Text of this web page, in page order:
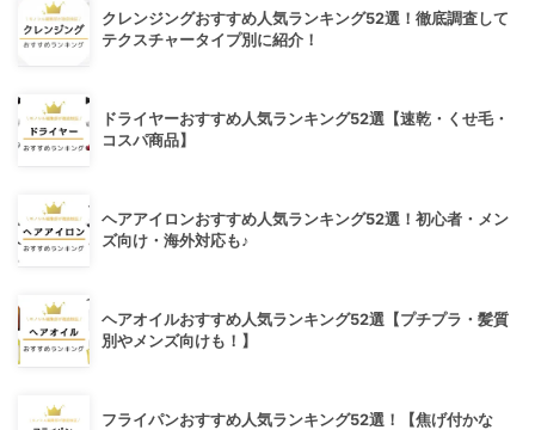
クレンジングおすすめ人気ランキング52選！徹底調査して
テクスチャータイプ別に紹介！
ドライヤーおすすめ人気ランキング52選【速乾・くせ毛・
コスパ商品】
ヘアアイロンおすすめ人気ランキング52選！初心者・メン
ズ向け・海外対応も♪
ヘアオイルおすすめ人気ランキング52選【プチプラ・髪質
別やメンズ向けも！】
フライパンおすすめ人気ランキング52選！【焦げ付かな